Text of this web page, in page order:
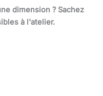
dimension ? Sachez
à l'atelier.